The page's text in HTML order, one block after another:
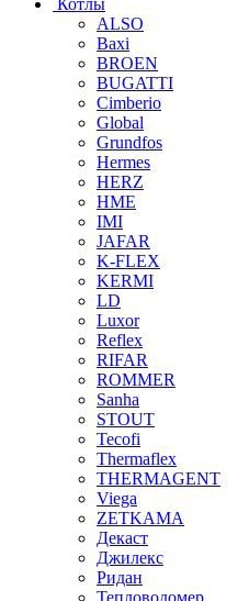
ALSO
Baxi
BROEN
BUGATTI
Cimberio
Global
Grundfos
Hermes
HERZ
HME
IMI
JAFAR
K-FLEX
KERMI
LD
Luxor
Reflex
RIFAR
ROMMER
Sanha
STOUT
Tecofi
Thermaflex
THERMAGENT
Viega
ZETKAMA
Декаст
Джилекс
Ридан
Тепловодомер